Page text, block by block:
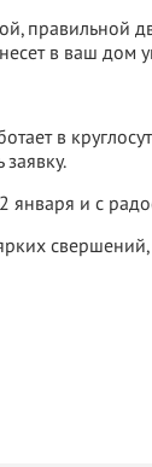
в ваш дом
в
заявку.
и с